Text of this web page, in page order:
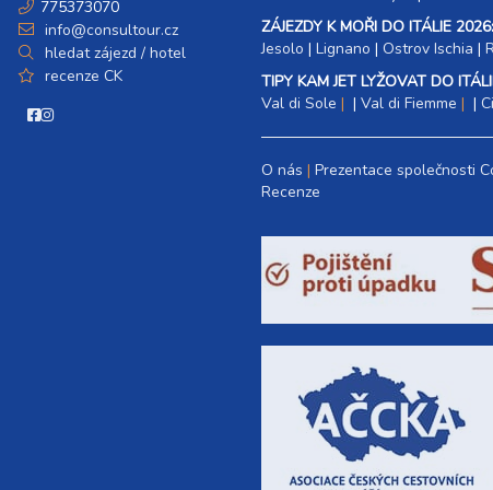
775373070
info@consultour.cz
hledat zájezd / hotel
recenze CK
ZÁJEZDY K MOŘI DO ITÁLIE 2026:
Jesolo | Lignano | Ostrov Ischia |
TIPY KAM JET LYŽOVAT DO
Val di Sole
| Val di Fiemme |
O nás Prezentace společnosti
Recenze